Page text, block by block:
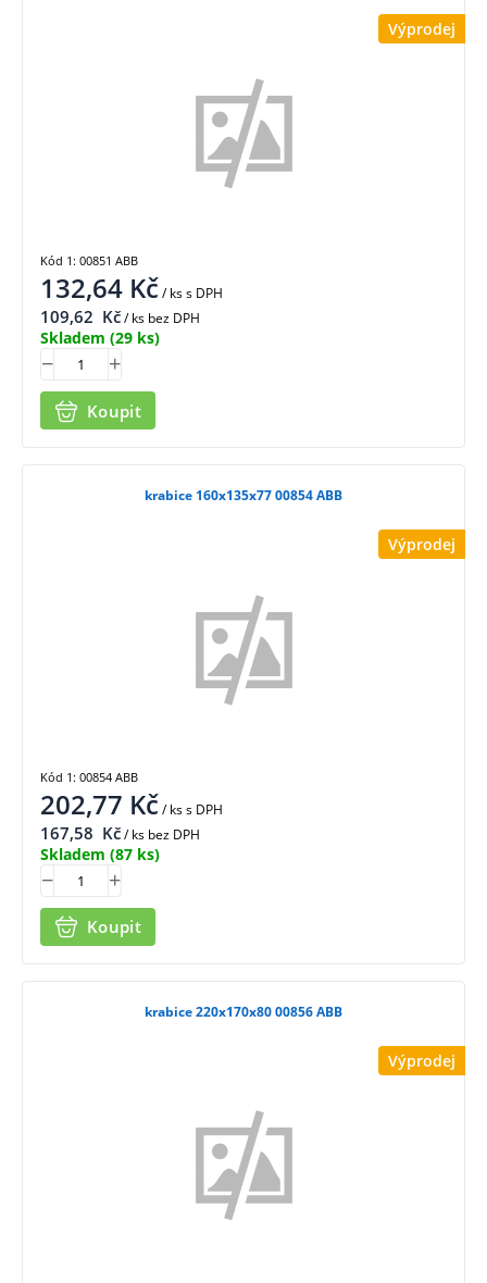
Výprodej
132,64 Kč/ kss DPH
109,62 Kč/ ks bez DPH
Skladem (29 ks)
Koupit
Kód 1: 00851 ABB
Výprodej
krabice 160x135x77 00854 ABB
202,77 Kč/ kss DPH
167,58 Kč/ ks bez DPH
Skladem (87 ks)
Koupit
Kód 1: 00854 ABB
Výprodej
krabice 220x170x80 00856 ABB